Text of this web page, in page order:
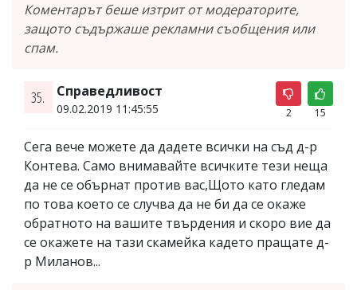
Коментарът беше изтрит от модераторите,
защото съдържаше рекламни съобщения или
спам.
35. Справедливост
09.02.2019 11:45:55 2 15
Сега вече можете да дадете всички на съд д-р
Контева. Само внимавайте всичките тези неща
да не се обърнат против вас,Щото като гледам
по това което се случва да не би да се окаже
обратното на вашите твърдения и скоро вие да
се окажете на тази скамейка кадето пращате д-
р Миланов...